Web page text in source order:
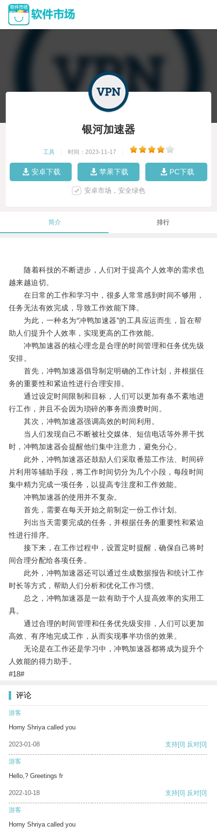
银河加速器
工具 时间：2023-11-17
安卓下载 苹果下载 PC下载
安卓市场，安全绿色
简介 排行
随着科技的不断进步，人们对于提高个人效率的需求也
越来越迫切。
在日常的工作和学习中，很多人常常感到时间不够用，
任务无法有效完成，导致工作效能下降。
为此，一种名为“冲鸭加速器”的工具应运而生，旨在帮
助人们提升个人效率，实现更高的工作效能。
冲鸭加速器的核心理念是合理的时间管理和任务优先级
安排。
首先，冲鸭加速器倡导制定明确的工作计划，并根据任
务的重要性和紧迫性进行合理安排。
通过设定时间限制和目标，人们可以更加有条不紊地进
行工作，并且不会因为琐碎的事务而浪费时间。
其次，冲鸭加速器强调高效的时间利用。
当人们发现自己不断被社交媒体、短信电话等外界干扰
时，冲鸭加速器会提醒他们集中注意力，避免分心。
此外，冲鸭加速器还鼓励人们采取番茄工作法、时间碎
片利用等辅助手段，将工作时间切分为几个小段，每段时间
集中精力完成一项任务，以提高专注度和工作效能。
冲鸭加速器的使用并不复杂。
首先，需要在每天开始之前制定一份工作计划。
列出当天需要完成的任务，并根据任务的重要性和紧迫
性进行排序。
接下来，在工作过程中，设置定时提醒，确保自己将时
间合理分配给各项任务。
此外，冲鸭加速器还可以通过生成数据报告和统计工作
时长等方式，帮助人们分析和优化工作习惯。
总之，冲鸭加速器是一款有助于个人提高效率的实用工
具。
通过合理的时间管理和任务优先级安排，人们可以更加
高效、有序地完成工作，从而实现事半功倍的效果。
无论是在工作还是学习中，冲鸭加速器都将成为提升个
人效能的得力助手。
#18#
评论
游客
Horny Shriya called you
2023-01-08 支持[0] 反对[0]
游客
Hello,? Greetings fr
2022-10-18 支持[0] 反对[0]
游客
Horny Shriya called you